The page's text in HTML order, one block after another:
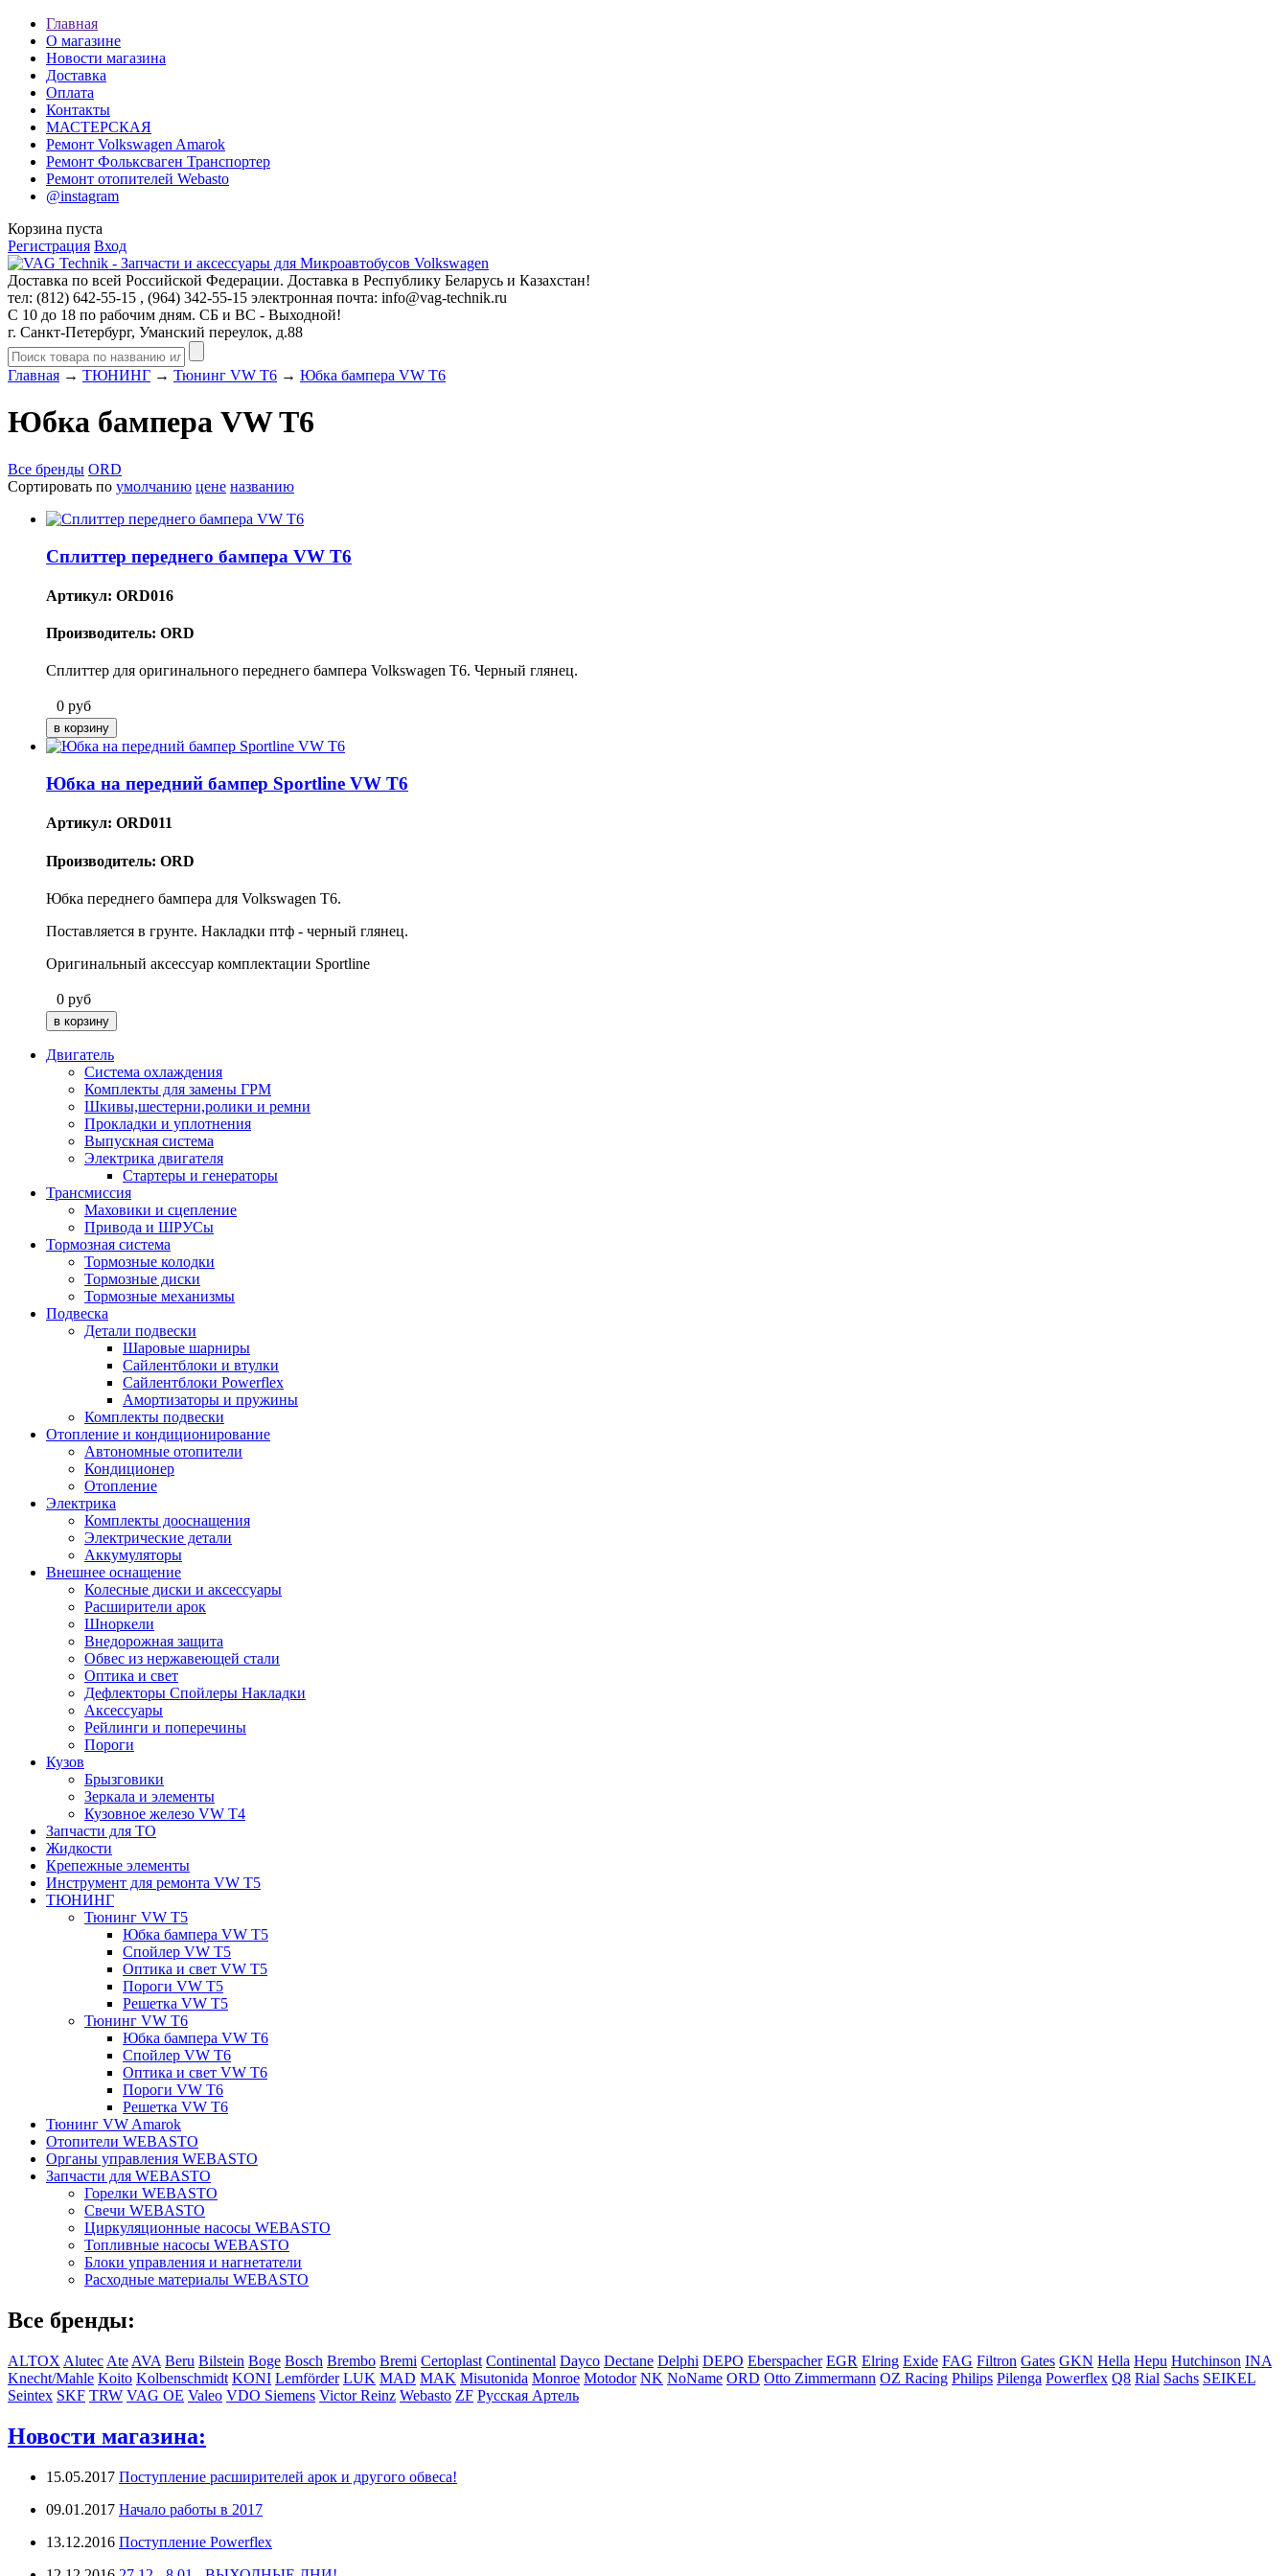
Главная
О магазине
Новости магазина
Доставка
Оплата
Контакты
МАСТЕРСКАЯ
Ремонт Volkswagen Amarok
Ремонт Фольксваген Транспортер
Ремонт отопителей Webasto
@instagram
Корзина пуста
Регистрация Вход
Доставка по всей Российской Федерации. Доставка в Республику Беларусь и Казахстан!
тел: (812) 642-55-15 , (964) 342-55-15 электронная почта: info@vag-technik.ru
С 10 до 18 по рабочим дням. СБ и ВС - Выходной!
г. Санкт-Петербург, Уманский переулок, д.88
Главная → ТЮНИНГ → Тюнинг VW T6 → Юбка бампера VW T6
Юбка бампера VW T6
Все бренды ORD
Сортировать по умолчанию цене названию
Сплиттер переднего бампера VW T6
Артикул: ORD016
Производитель: ORD
Сплиттер для оригинального переднего бампера Volkswagen T6. Черный глянец.
0 руб
Юбка на передний бампер Sportline VW T6
Артикул: ORD011
Производитель: ORD
Юбка переднего бампера для Volkswagen T6.
Поставляется в грунте. Накладки птф - черный глянец.
Оригинальный аксессуар комплектации Sportline
0 руб
Двигатель
Система охлаждения
Комплекты для замены ГРМ
Шкивы,шестерни,ролики и ремни
Прокладки и уплотнения
Выпускная система
Электрика двигателя
Стартеры и генераторы
Трансмиссия
Маховики и сцепление
Привода и ШРУСы
Тормозная система
Тормозные колодки
Тормозные диски
Тормозные механизмы
Подвеска
Детали подвески
Шаровые шарниры
Сайлентблоки и втулки
Сайлентблоки Powerflex
Амортизаторы и пружины
Комплекты подвески
Отопление и кондиционирование
Автономные отопители
Кондиционер
Отопление
Электрика
Комплекты дооснащения
Электрические детали
Аккумуляторы
Внешнее оснащение
Колесные диски и аксессуары
Расширители арок
Шноркели
Внедорожная защита
Обвес из нержавеющей стали
Оптика и свет
Дефлекторы Спойлеры Накладки
Аксессуары
Рейлинги и поперечины
Пороги
Кузов
Брызговики
Зеркала и элементы
Кузовное железо VW T4
Запчасти для ТО
Жидкости
Крепежные элементы
Инструмент для ремонта VW T5
ТЮНИНГ
Тюнинг VW T5
Юбка бампера VW T5
Спойлер VW T5
Оптика и свет VW T5
Пороги VW T5
Решетка VW T5
Тюнинг VW T6
Юбка бампера VW T6
Спойлер VW T6
Оптика и свет VW T6
Пороги VW T6
Решетка VW T6
Тюнинг VW Amarok
Отопители WEBASTO
Органы управления WEBASTO
Запчасти для WEBASTO
Горелки WEBASTO
Свечи WEBASTO
Циркуляционные насосы WEBASTO
Топливные насосы WEBASTO
Блоки управления и нагнетатели
Расходные материалы WEBASTO
Все бренды:
ALTOX Alutec Ate AVA Beru Bilstein Boge Bosch Brembo Bremi Certoplast Continental Dayco Dectane Delphi DEPO Eberspacher EGR Elring Exide FAG Filtron Gates GKN Hella Hepu Hutchinson INA
Knecht/Mahle Koito Kolbenschmidt KONI Lemförder LUK MAD MAK Misutonida Monroe Motodor NK NoName ORD Otto Zimmermann OZ Racing Philips Pilenga Powerflex Q8 Rial Sachs SEIKEL
Seintex SKF TRW VAG OE Valeo VDO Siemens Victor Reinz Webasto ZF Русская Артель
Новости магазина:
15.05.2017 Поступление расширителей арок и другого обвеса!
09.01.2017 Начало работы в 2017
13.12.2016 Поступление Powerflex